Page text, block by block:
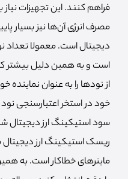
فراهم کنند. این تجهیزات نیاز
مصرف انرژی آن‌ها نیز بسیار
دیجیتال است. معمولا تعداد
است و به همین دلیل بیشتر
از نودها را به عنوان
خود در استخر اعتبارسنجی
سود استیکینگ ارز دیجیتال
ریسک استیکینگ ارز دیجیتال
ماینرهای خطاکار است. به